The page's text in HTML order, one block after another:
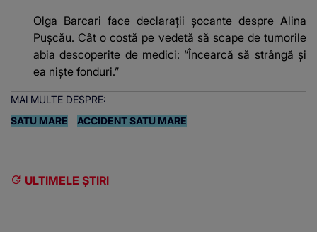
Olga Barcari face declarații șocante despre Alina
Pușcău. Cât o costă pe vedetă să scape de tumorile
abia descoperite de medici: “Încearcă să strângă și
ea niște fonduri.”
MAI MULTE DESPRE:
SATU MARE
ACCIDENT SATU MARE
ULTIMELE ȘTIRI